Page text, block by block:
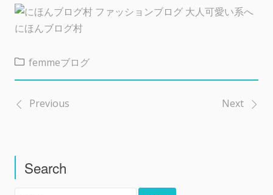
にほんブログ村
femmeブログ
投
ナ
Previous Next
Search